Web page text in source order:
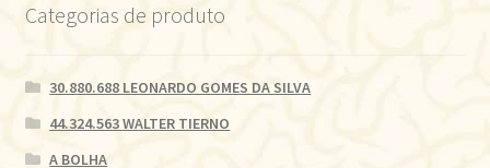
Categorias de produto
30.880.688 LEONARDO GOMES DA SILVA
44.324.563 WALTER TIERNO
A BOLHA